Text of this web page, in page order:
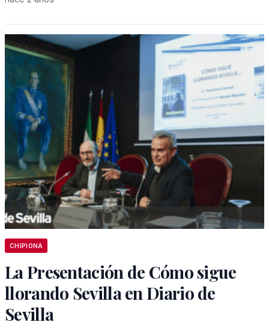
CHIPIONA
La Presentación de Cómo sigue
llorando Sevilla en Diario de
Sevilla